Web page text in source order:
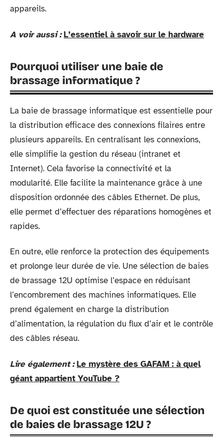
appareils.
A voir aussi : L’essentiel à savoir sur le hardware
Pourquoi utiliser une baie de
brassage informatique ?
La baie de brassage informatique est essentielle pour
la distribution efficace des connexions filaires entre
plusieurs appareils. En centralisant les connexions,
elle simplifie la gestion du réseau (intranet et
Internet). Cela favorise la connectivité et la
modularité. Elle facilite la maintenance grâce à une
disposition ordonnée des câbles Ethernet. De plus,
elle permet d’effectuer des réparations homogènes et
rapides.
En outre, elle renforce la protection des équipements
et prolonge leur durée de vie. Une sélection de baies
de brassage 12U optimise l’espace en réduisant
l’encombrement des machines informatiques. Elle
prend également en charge la distribution
d’alimentation, la régulation du flux d’air et le contrôle
des câbles réseau.
Lire également : Le mystère des GAFAM : à quel
géant appartient YouTube ?
De quoi est constituée une sélection
de baies de brassage 12U ?